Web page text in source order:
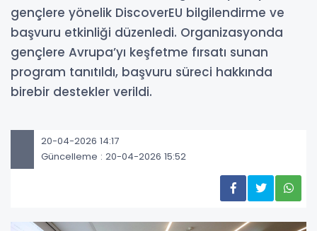
gençlere yönelik DiscoverEU bilgilendirme ve
başvuru etkinliği düzenledi. Organizasyonda
gençlere Avrupa’yı keşfetme fırsatı sunan
program tanıtıldı, başvuru süreci hakkında
birebir destekler verildi.
20-04-2026 14:17
Güncelleme : 20-04-2026 15:52